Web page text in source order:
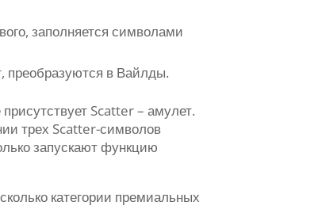
заполняется символами
преобразуются в Вайлды.
Scatter – амулет.
трех Scatter-символов
запускают функцию
категории премиальных